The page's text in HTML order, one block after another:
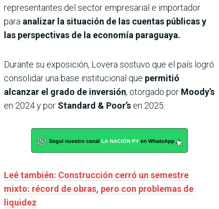
representantes del sector empresarial e importador
para analizar la situación de las cuentas públicas y
las perspectivas de la economía paraguaya.
Durante su exposición, Lovera sostuvo que el país logró
consolidar una base institucional que permitió
alcanzar el grado de inversión, otorgado por Moody’s
en 2024 y por Standard & Poor’s en 2025.
Leé también: Construcción cerró un semestre
mixto: récord de obras, pero con problemas de
liquidez